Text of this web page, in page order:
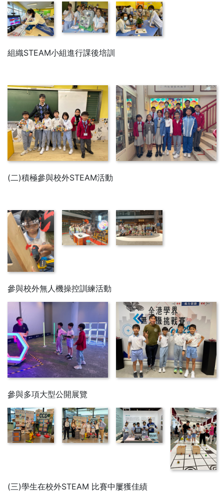
組織STEAM小組進行課後培訓
(二)積極參與校外STEAM活動
參與校外無人機操控訓練活動
參與多項大型公開展覽
(三)學生在校外STEAM 比賽中屢獲佳績